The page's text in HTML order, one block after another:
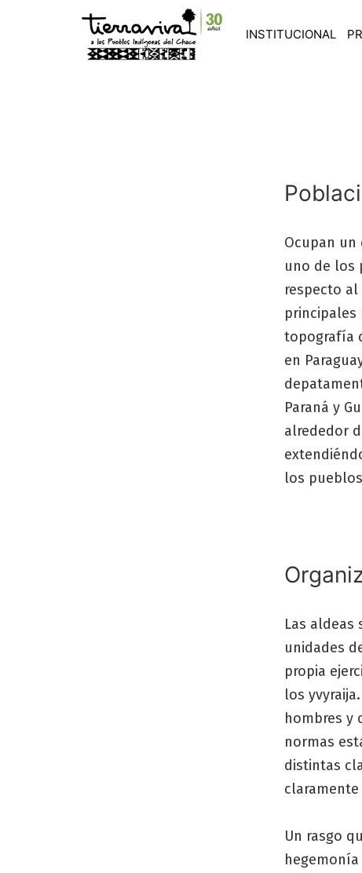
INSTITUCIONAL
Ocupan
uno de los
respecto
principales
topografía
en
Paraná y
alrededor
los pueblos
Las
unidades
propia
los
hombres y
normas
distintas
Un rasgo